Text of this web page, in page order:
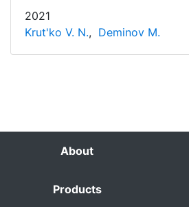
2021
Krut'ko V. N., Deminov M.
About
Products